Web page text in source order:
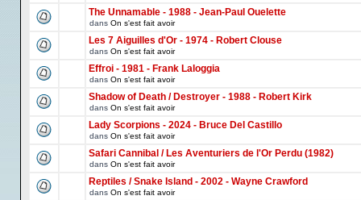
The Unnamable - 1988 - Jean-Paul Ouelette
dans On s'est fait avoir
Les 7 Aiguilles d'Or - 1974 - Robert Clouse
dans On s'est fait avoir
Effroi - 1981 - Frank Laloggia
dans On s'est fait avoir
Shadow of Death / Destroyer - 1988 - Robert Kirk
dans On s'est fait avoir
Lady Scorpions - 2024 - Bruce Del Castillo
dans On s'est fait avoir
Safari Cannibal / Les Aventuriers de l'Or Perdu (1982)
dans On s'est fait avoir
Reptiles / Snake Island - 2002 - Wayne Crawford
dans On s'est fait avoir